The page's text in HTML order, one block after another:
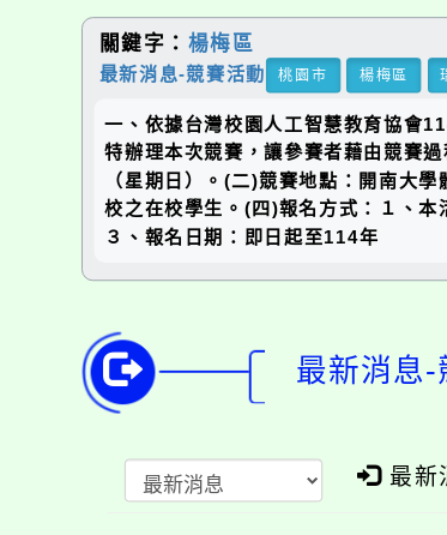
關鍵字： 楊梅區
最新消息-競賽活動 桃園市 楊梅區
一、依據台灣校園人工智慧教育協會
特辦理本次競賽，讓參賽者藉由競賽
（星期日）。(二)競賽地點：開南大
校之在校學生。(四)報名方式：１、
３、報名日期：即日起至114年
最新消息-
最新